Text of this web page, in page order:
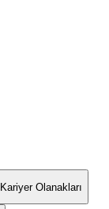
Kariyer Olanakları